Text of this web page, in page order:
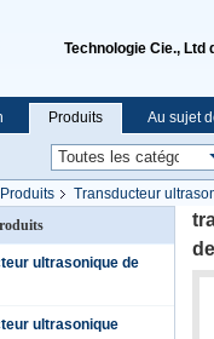
Technologie Cie., Ltd
Produits Au sujet
Produits Transducteur
ultrasonique de
ultrasonique